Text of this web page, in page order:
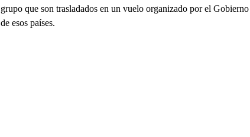
grupo que son trasladados en un vuelo organizado por el
de esos países.